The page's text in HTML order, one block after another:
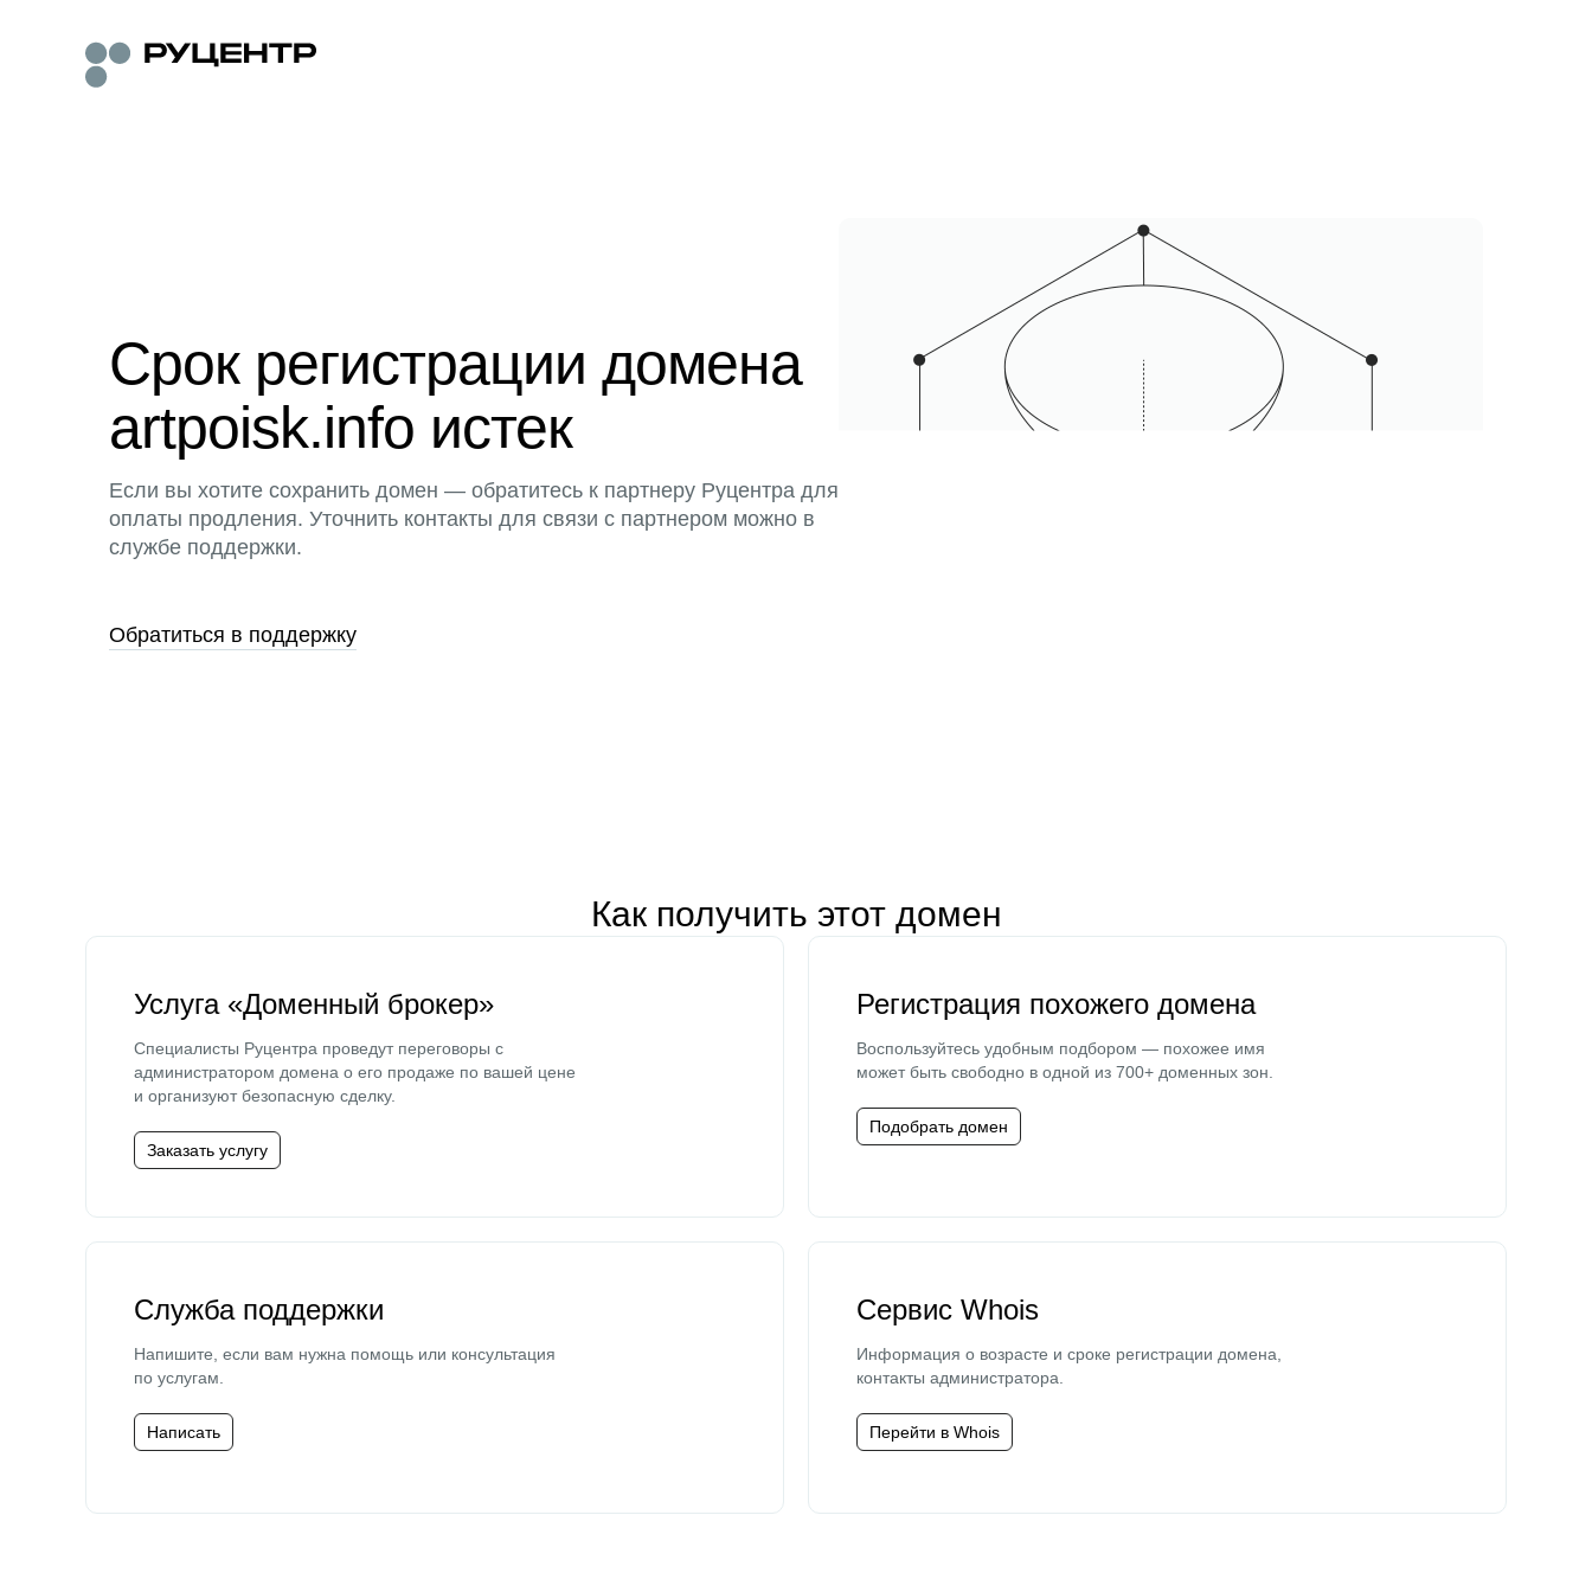
Срок регистрации домена
artpoisk.info истек
Если вы хотите сохранить домен — обратитесь к партнеру Руцентра для
оплаты продления. Уточнить контакты для связи с партнером можно в
службе поддержки.
Обратиться в поддержку
Как получить этот домен
Услуга «Доменный брокер»
Специалисты Руцентра проведут переговоры с
администратором домена о его продаже по вашей цене
и организуют безопасную сделку.
Заказать услугу
Регистрация похожего домена
Воспользуйтесь удобным подбором — похожее имя
может быть свободно в одной из 700+ доменных зон.
Подобрать домен
Служба поддержки
Напишите, если вам нужна помощь или консультация
по услугам.
Написать
Сервис Whois
Информация о возрасте и сроке регистрации домена,
контакты администратора.
Перейти в Whois